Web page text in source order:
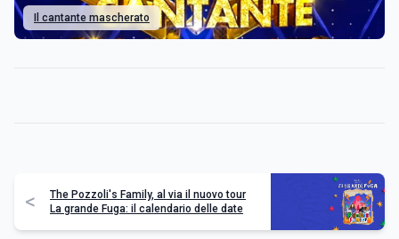
Il cantante mascherato
<
The Pozzoli's Family, al via il nuovo tour
La grande Fuga: il calendario delle date